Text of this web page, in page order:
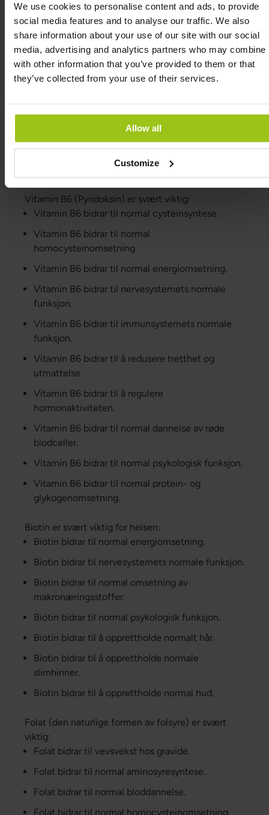
We use cookies to personalise content and ads, to provide
social media features and to analyse our traffic. We also
share information about your use of our site with our social
media, advertising and analytics partners who may combine
with other information that you’ve provided to them or that
they’ve collected from your use of their services.
Allow all
Customize
utmattelse.
Vitamin B5 (Pantotensyre) er svært viktig:
Pantotensyre bidrar til normal energiomsetning.
Pantotensyre bidrar til normal mental
prestasjonsevne.
Pantotensyre bidrar til normal syntese og
enkelte nevrotransmittere.
Vitamin B6 (Pyridoksin) er svært viktig:
Vitamin B6 bidrar til normal cysteinsyntese.
Vitamin B6 bidrar til normal
homocysteinomsetning.
Vitamin B6 bidrar til normal energiomsetning.
Vitamin B6 bidrar til nervesystemets normale
funksjon.
Vitamin B6 bidrar til immunsystemets normale
funksjon.
Vitamin B6 bidrar til å redusere tretthet og
utmattelse.
Vitamin B6 bidrar til å regulere
hormonaktiviteten.
Vitamin B6 bidrar til normal dannelse av røde
blodceller.
Vitamin B6 bidrar til normal psykologisk funksjon.
Vitamin B6 bidrar til normal protein- og
glykogenomsetning.
Biotin er svært viktig for helsen:
Biotin bidrar til normal energiomsetning.
Biotin bidrar til nervesystemets normale funksjon.
Biotin bidrar til normal omsetning av
makronæringsstoffer.
Biotin bidrar til normal psykologisk funksjon.
Biotin bidrar til å opprettholde normalt hår.
Biotin bidrar til å opprettholde normale
slimhinner.
Biotin bidrar til å opprettholde normal hud.
Folat (den naturlige formen av folsyre) er svært
viktig:
Folat bidrar til vevsvekst hos gravide.
Folat bidrar til normal aminosyresyntese.
Folat bidrar til normal bloddannelse.
Folat bidrar til normal homocysteinomsetning.